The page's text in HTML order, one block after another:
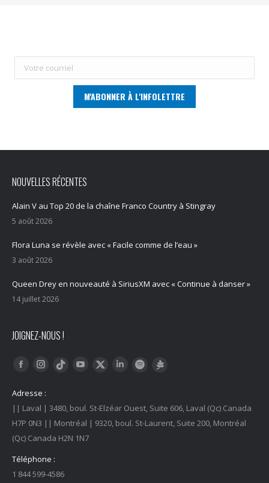
NOUVELLES RÉCENTES
Alain V au Top 20 de la chaîne Franco Country à Stingray
5 août 2026
Flora Luna se révèle avec « Facile comme de l’eau »
3 août 2026
Queen Drey en nouveauté à SiriusXM avec « Continue à danser »
14 juillet 2026
JOIGNEZ-NOUS !
Trouvez nous sur :
FacebookInstagram
Tiktok YouTubeTwitter LinkedInSpotify
Adresse :
|| Laval | 3480, boul. St-Elzéar Ouest, Suite 606, Laval (Qc) Canada
H7P 0N3 || Montréal | 9320, boul. St-Laurent, Suite 200, Montréal
(Qc) Canada H2N 1N7
Téléphone :
1 844 599-4586